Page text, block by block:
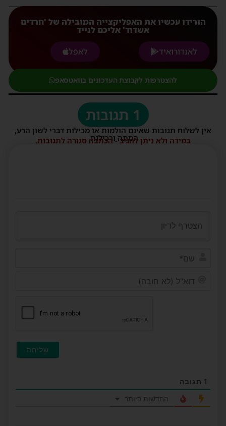
הורידו עכשיו את האפליקצייה המובילה של 'חרדים
אשדוד' אליכם לנייד
לאנדורואיד
לאפל
להצטרפות לקבוצת העדכונים בוואטסאפ
1 תגובות
אין לשלוח תגובות שאינם הולמות או מכילות דברי לשון הרע,
הסתה ורכילות.
במידה ולא ניתן להגיב - הכתבה סגורה לתגובות.
1 תגובה
החדשות ביותר